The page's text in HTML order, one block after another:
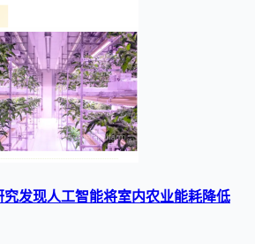
发现人工智能将室内农业能耗降低